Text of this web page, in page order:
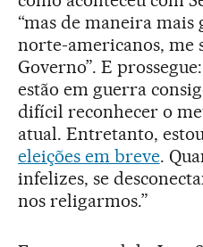
“mas de maneira
norte-americanos, me
Governo”. E
estão em guerra
difícil reconhecer o
atual. Entretanto,
eleições em breve.
infelizes, se
nos religarmos.”